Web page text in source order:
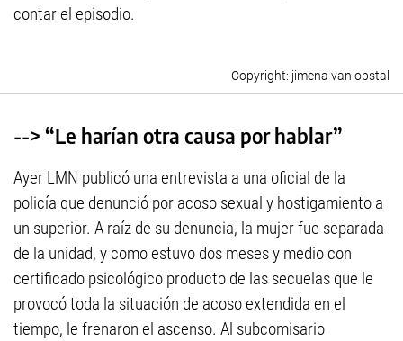
contar el episodio.
jimena van opstal
--> “Le harían otra causa por hablar”
Ayer LMN publicó una entrevista a una oficial de la
policía que denunció por acoso sexual y hostigamiento a
un superior. A raíz de su denuncia, la mujer fue separada
de la unidad, y como estuvo dos meses y medio con
certificado psicológico producto de las secuelas que le
provocó toda la situación de acoso extendida en el
tiempo, le frenaron el ascenso. Al subcomisario